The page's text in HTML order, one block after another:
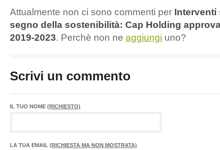
Attualmente non ci sono commenti per Interventi
segno della sostenibilità: Cap Holding
2019-2023. Perchè non ne aggiungi uno?
Scrivi un commento
IL TUO NOME (RICHIESTO)
LA TUA EMAIL (RICHIESTA MA NON MOSTRATA)